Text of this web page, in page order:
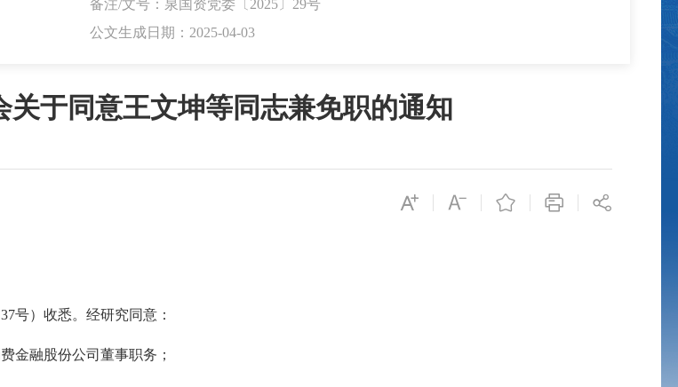
备注/文号：泉国资党委〔2025〕29号
公文生成日期：2025-04-03
于同意王文坤等同志兼免职的通知
37号）收悉。经研究同意：
金融股份公司董事职务；